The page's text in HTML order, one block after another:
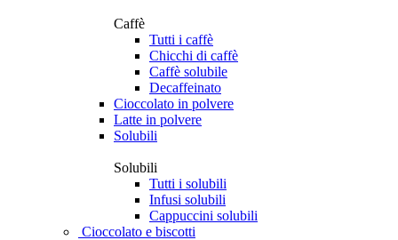
Caffè
Tutti i caffè
Chicchi di caffè
Caffè solubile
Decaffeinato
Cioccolato in polvere
Latte in polvere
Solubili
Solubili
Tutti i solubili
Infusi solubili
Cappuccini solubili
Cioccolato e biscotti